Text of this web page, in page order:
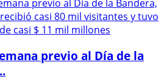
previo al Día de la